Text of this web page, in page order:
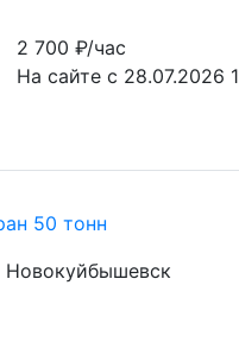
2 700₽/час
На сайте с 28.07.2026
50 тонн
Новокуйбышевск